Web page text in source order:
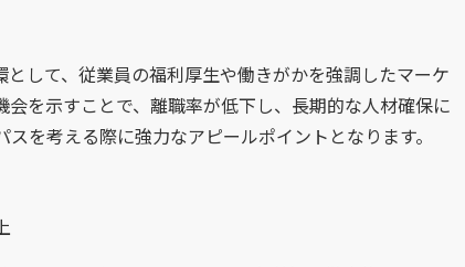
して、従業員の福利厚生や働きがかを強調したマーケ
を示すことで、離職率が低下し、長期的な人材確保に
を考える際に強力なアピールポイントとなります。